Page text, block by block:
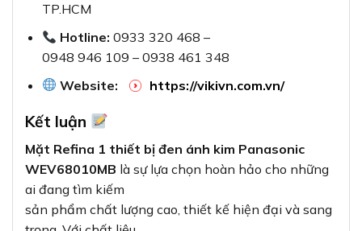
TP.HCM
Hotline: 0933 320 468 –
0948 946 109 – 0938 461 348
Website:
https://vikivn.com.vn/
Kết luận
Mặt Refina 1 thiết bị đen ánh kim Panasonic
WEV68010MB là sự lựa chọn hoàn hảo cho những
ai đang tìm kiếm
sản phẩm chất lượng cao, thiết kế hiện đại và sang